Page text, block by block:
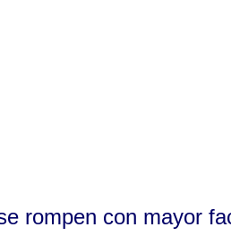
rompen con mayor